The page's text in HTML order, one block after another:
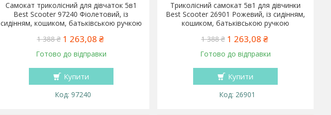
Самокат триколісний для дівчаток 5в1
Best Scooter 97240 Фіолетовий, із
сидінням, кошиком, батьківською ручкою
1 388 ₴ 1 263,08 ₴
Готово до відправки
Купити
97240
Триколісний самокат 5в1 для дівчинки
Best Scooter 26901 Рожевий, із сидінням,
кошиком, батьківською ручкою
1 388 ₴ 1 263,08 ₴
Готово до відправки
Купити
26901